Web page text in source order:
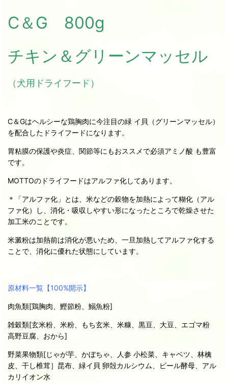
C＆G 800g
チキン＆グリーンマッセル
（犬用ドライフード）
C＆Gはヘルシーな鶏胸肉に今注目の緑 イ貝（グリーンマッセル）
を配合したドライフードになります。
胃粘膜の保護や炎症、関節等にもおススメで必須アミノ酸 も豊富
です。
MOTTOのドライフードはアルファ化してあります。
＊「アルファ化」とは、米などの穀物を加熱によって糊化（アル
ファ化）し、消化・吸収しやすい形になったところで乾燥させた
加工米のことです。
米澱粉は加熱前は消化が悪いため、一旦加熱してアルファ化する
ことで、消化に優れた状態にしています。
原材料一覧【100%開示】
肉魚類[鶏胸肉、鰹節粉、鰯魚粉]
雑穀類[玄米粉、米粉、もち玄米、米糠、黒豆、大豆、エゴマ粉
高野豆腐、おから]
野菜果物類[じゃが芋、かぼちゃ、人参 小松菜、キャベツ、林檎
皮、干し椎茸］昆布、緑イ貝 卵殻カルシウム、ビール酵母、アル
カリイオン水